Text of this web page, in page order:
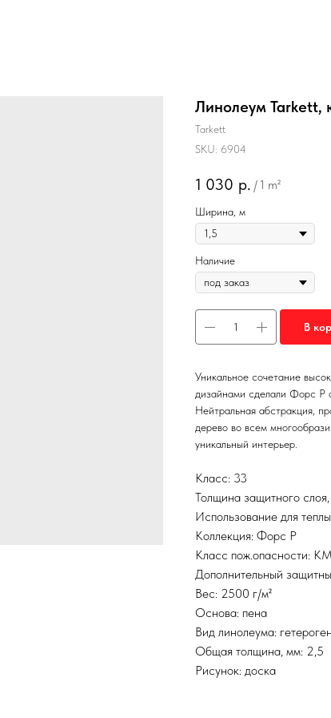
Линолеум Tarkett,
Tarkett
SKU: 6904
1 030 р. / 1 m²
Ширина, м
Наличие
В
Уникальное сочетание
дизайнами сделали Форс Р
Нейтральная абстракция,
дерево во всем
уникальный интерьер.
Класс: 33
Толщина защитного
Использование для
Коллекция: Форс Р
Класс пож.опасности:
Дополнительный
Вес: 2500 г/м²
Основа: пена
Вид линолеума:
Общая толщина, мм: 2,5
Рисунок: доска